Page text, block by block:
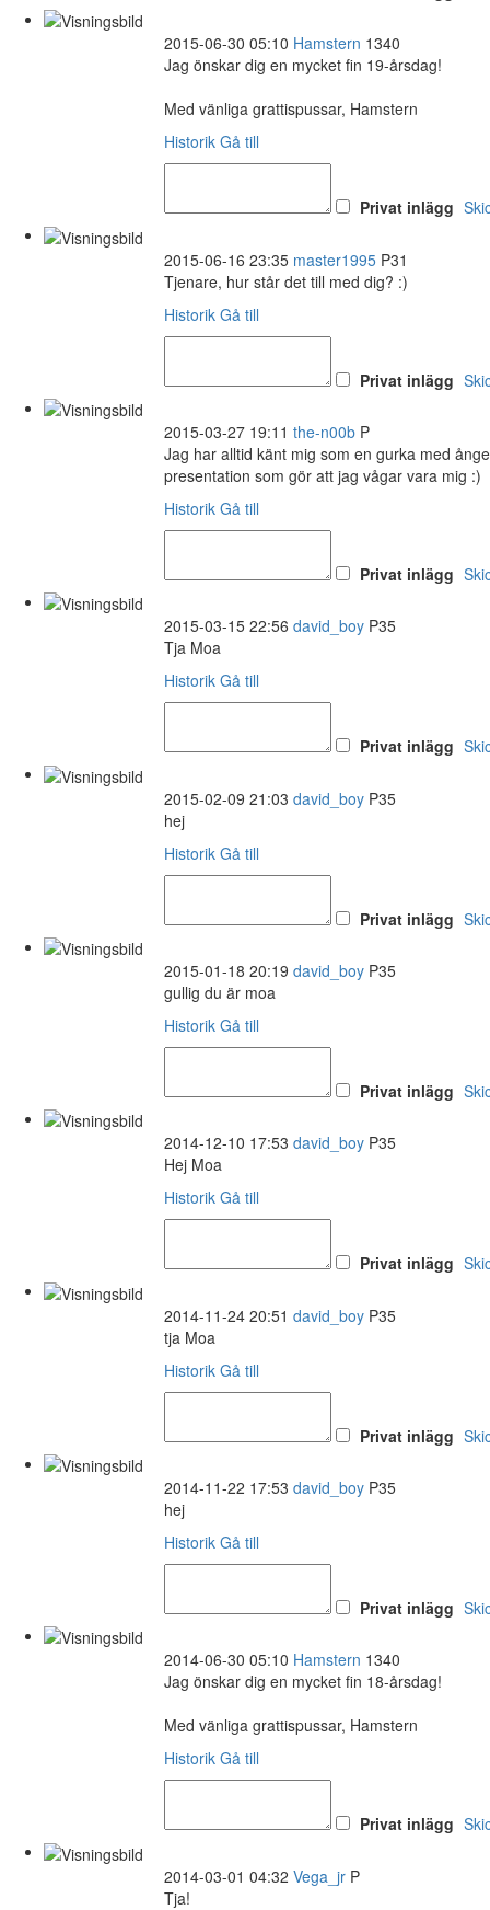
2015-06-30 05:10 Hamstern 1340
Jag önskar dig en mycket fin 19-årsdag!
Med vänliga grattispussar, Hamstern
Historik Gå till
Privat inlägg
2015-06-16 23:35 master1995 P31
Tjenare, hur står det till med dig? :)
Historik Gå till
Privat inlägg
2015-03-27 19:11 the-n00b P
Jag har alltid känt mig som en gurka med
presentation som gör att jag vågar vara mig :)
Historik Gå till
Privat inlägg
2015-03-15 22:56 david_boy P35
Tja Moa
Historik Gå till
Privat inlägg
2015-02-09 21:03 david_boy P35
hej
Historik Gå till
Privat inlägg
2015-01-18 20:19 david_boy P35
gullig du är moa
Historik Gå till
Privat inlägg
2014-12-10 17:53 david_boy P35
Hej Moa
Historik Gå till
Privat inlägg
2014-11-24 20:51 david_boy P35
tja Moa
Historik Gå till
Privat inlägg
2014-11-22 17:53 david_boy P35
hej
Historik Gå till
Privat inlägg
2014-06-30 05:10 Hamstern 1340
Jag önskar dig en mycket fin 18-årsdag!
Med vänliga grattispussar, Hamstern
Historik Gå till
Privat inlägg
2014-03-01 04:32 Vega_jr P
Tja!